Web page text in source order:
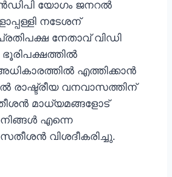
യോഗം ജനറല്‍
നടേശന്
നേതാവ് വിഡി
ഭൂരിപക്ഷത്തില്‍
എത്തിക്കാന്‍
രാഷ്ട്രീയ വനവാസത്തിന്
മാധ്യമങ്ങളോട്
എന്നെ
വിശദീകരിച്ചു.